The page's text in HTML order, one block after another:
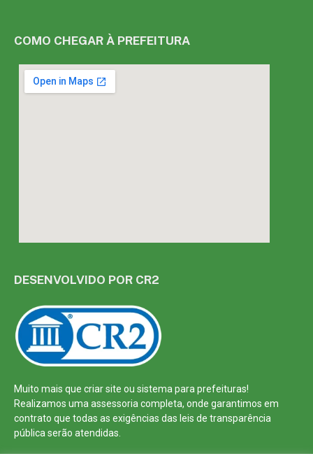
COMO CHEGAR À PREFEITURA
DESENVOLVIDO POR CR2
Muito mais que criar site ou sistema para prefeituras!
Realizamos uma assessoria completa, onde garantimos em
contrato que todas as exigências das leis de transparência
pública serão atendidas.